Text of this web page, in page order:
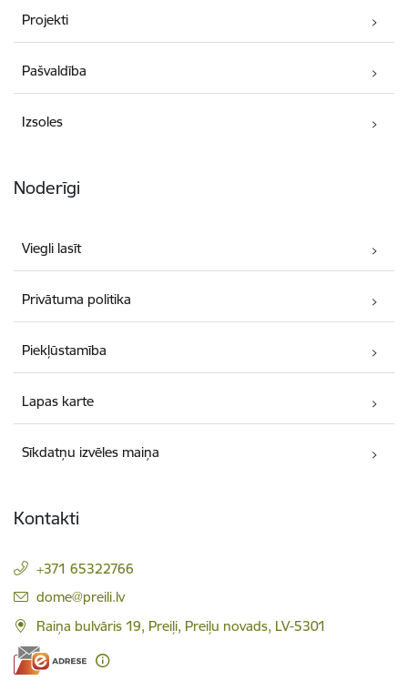
Projekti
Pašvaldība
Izsoles
Noderīgi
Viegli lasīt
Privātuma politika
Piekļūstamība
Lapas karte
Sīkdatņu izvēles maiņa
Kontakti
+371 65322766
E-pasts:
dome@preili.lv
Raiņa bulvāris 19, Preiļi, Preiļu novads, LV-5301